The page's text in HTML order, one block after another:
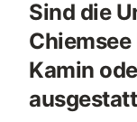
Sind die
Kamin